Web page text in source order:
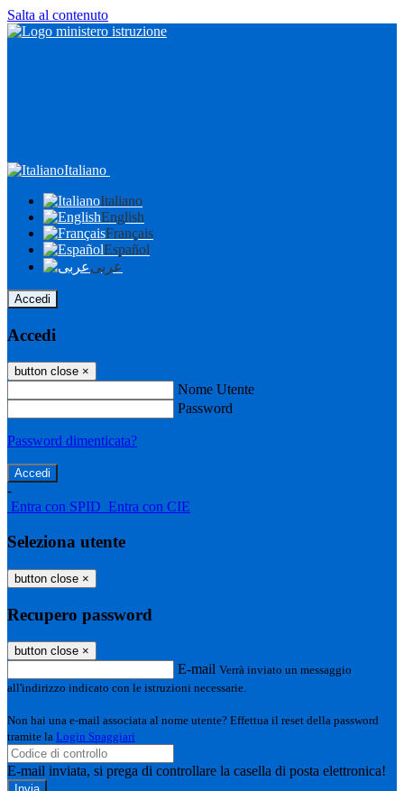
Salta al contenuto
Italiano
Italiano
English
Français
Español
عربى
Accedi
Accedi
button close ×
Nome Utente
Password
Password dimenticata?
-
Entra con SPID Entra con CIE
Seleziona utente
button close ×
Recupero password
button close ×
E-mail Verrà inviato un messaggio
all'indirizzo indicato con le istruzioni necessarie.
Non hai una e-mail associata al nome utente? Effettua il reset della password
tramite la Login Spaggiari
E-mail inviata, si prega di controllare la casella di posta elettronica!